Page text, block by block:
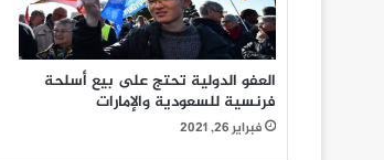
العفو الدولية تحتج على بيع أسلحة
فرنسية للسعودية والإمارات
فبراير 26, 2021